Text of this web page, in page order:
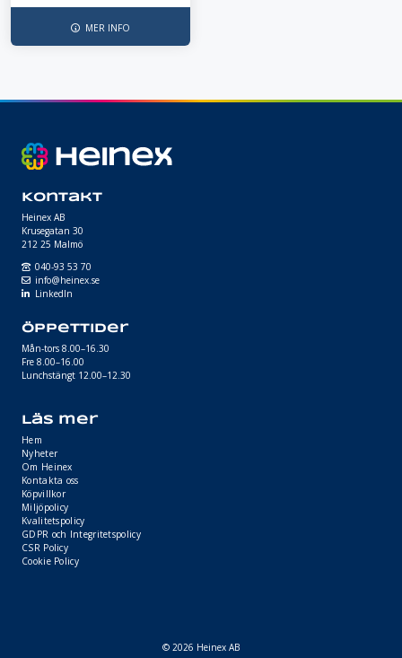
MER INFO
Kontakt
Heinex AB
Krusegatan 30
212 25 Malmö
040-93 53 70
info@heinex.se
LinkedIn
Öppettider
Mån-tors 8.00–16.30
Fre 8.00–16.00
Lunchstängt 12.00–12.30
Läs mer
Hem
Nyheter
Om Heinex
Kontakta oss
Köpvillkor
Miljöpolicy
Kvalitetspolicy
GDPR och Integritetspolicy
CSR Policy
Cookie Policy
© 2026 Heinex AB